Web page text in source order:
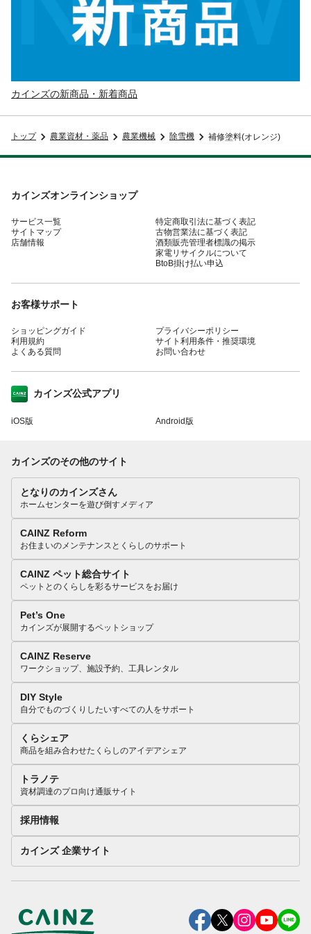
カインズの新商品・新着商品
トップ 農業資材・薬品 農業機械 除雪機 補修塗料(オレンジ)
カインズオンラインショップ
サービス一覧
サイトマップ
店舗情報
特定商取引法に基づく表記
古物営業法に基づく表記
酒類販売管理者標識の掲示
家電リサイクルについて
BtoB掛け払い申込
お客様サポート
ショッピングガイド
利用規約
よくある質問
プライバシーポリシー
サイト利用条件・推奨環境
お問い合わせ
カインズ公式アプリ
iOS版 Android版
カインズのその他のサイト
となりのカインズさん
ホームセンターを遊び倒すメディア
CAINZ Reform
お住まいのメンテナンスとくらしのサポート
CAINZ ペット総合サイト
ペットとのくらしを彩るサービスをお届け
Pet’s One
カインズが展開するペットショップ
CAINZ Reserve
ワークショップ、施設予約、工具レンタル
DIY Style
自分でものづくりしたいすべての人をサポート
くらシェア
商品を組み合わせたくらしのアイデアシェア
トラノテ
資材調達のプロ向け通販サイト
採用情報
カインズ 企業サイト